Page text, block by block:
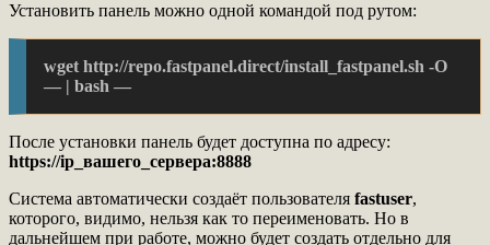
Установить панель можно одной командой под рутом:
wget http://repo.fastpanel.direct/install_fastpanel.sh -O
— | bash —
После установки панель будет доступна по адресу:
https://ip_вашего_сервера:8888
Система автоматически создаёт пользователя fastuser,
которого, видимо, нельзя как то переименовать. Но в
дальнейшем при работе, можно будет создать отдельно для